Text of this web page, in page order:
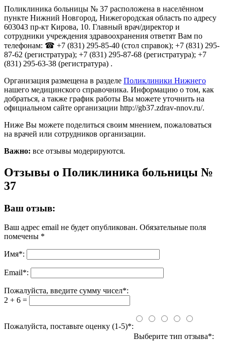
Поликлиника больницы № 37 расположена в населённом
пункте Нижний Новгород, Нижегородская область по адресу
603043 пр-кт Кирова, 10. Главный врач/директор и
сотрудники учреждения здравоохранения ответят Вам по
телефонам: ☎ +7 (831) 295-85-40 (стол справок); +7 (831) 295-
87-62 (регистратура); +7 (831) 295-87-68 (регистратура); +7
(831) 295-63-38 (регистратура) .
Организация размещена в разделе Поликлиники Нижнего
нашего медицинского справочника. Информацию о том, как
добраться, а также график работы Вы можете уточнить на
официальном сайте организации http://gb37.zdrav-nnov.ru/.
Ниже Вы можете поделиться своим мнением, пожаловаться
на врачей или сотрудников организации.
Важно: все отзывы модерируются.
Отзывы о Поликлиника больницы №
37
Ваш отзыв:
Ваш адрес email не будет опубликован. Обязательные поля
помечены *
Имя*:
Email*:
Пожалуйста, введите сумму чисел*:
2 + 6 =
Пожалуйста, поставьте оценку (1-5)*:
Выберите тип отзыва*: